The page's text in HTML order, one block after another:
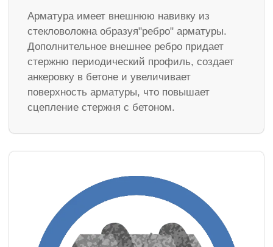
Арматура имеет внешнюю навивку из
стекловолокна образуя"ребро" арматуры.
Дополнительное внешнее ребро придает
стержню периодический профиль, создает
анкеровку в бетоне и увеличивает
поверхность арматуры, что повышает
сцепление стержня с бетоном.